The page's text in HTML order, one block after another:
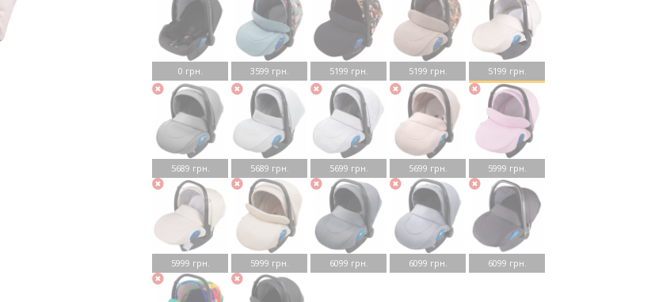
0 грн. 3599 грн. 5199 грн. 5199 грн. 5199 грн.
5689 грн. 5689 грн. 5699 грн. 5699 грн. 5999 грн.
5999 грн. 5999 грн. 6099 грн. 6099 грн. 6099 грн.